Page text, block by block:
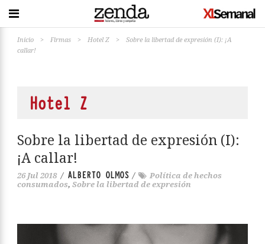
Inicio > Firmas > Hotel Z >
Sobre la libertad de expresión (I): ¡A
callar!
Hotel Z
Sobre la libertad de expresión (I):
¡A callar!
26 Jul 2018 / ALBERTO OLMOS /
Política de hechos
consumados, Sobre la libertad de expresión